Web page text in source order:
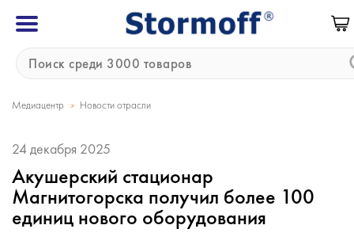
Медиацентр » Новости отрасли
24 декабря 2025
Акушерский стационар
Магнитогорска получил более 100
единиц нового оборудования